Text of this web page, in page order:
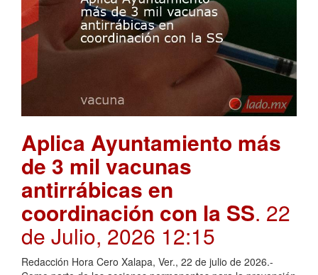
Aplica Ayuntamiento más
de 3 mil vacunas
antirrábicas en
coordinación con la SS. 22
de Julio, 2026 12:15
Redacción Hora Cero Xalapa, Ver., 22 de julio de 2026.-